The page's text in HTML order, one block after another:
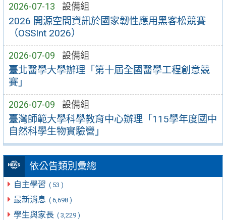
2026-07-13 設備組
2026 開源空間資訊於國家韌性應用黑客松競賽
（OSSInt 2026）
2026-07-09 設備組
臺北醫學大學辦理「第十屆全國醫學工程創意競
賽」
2026-07-09 設備組
臺灣師範大學科學教育中心辦理「115學年度國中
自然科學生物實驗營」
依公告類別彙總
自主學習 ( 53 )
最新消息 ( 6,698 )
學生與家長 ( 3,229 )